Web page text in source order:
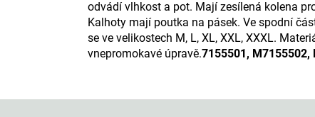
odvádí vlhkost a pot. Mají zesílená kolena
Kalhoty mají poutka na pásek. Ve spodní
se ve velikostech M, L, XL, XXL, XXXL.
vnepromokavé úpravě.7155501, M7155502,